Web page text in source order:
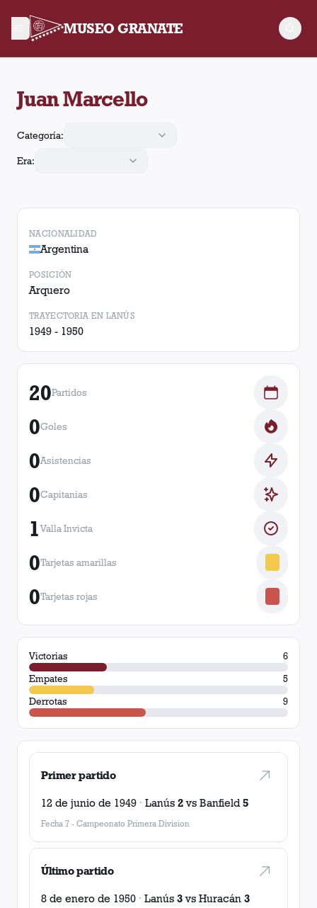
MUSEO GRANATE
Juan Marcello
Categoría:
Era:
NACIONALIDAD
Argentina
POSICIÓN
Arquero
TRAYECTORIA EN LANÚS
1949 - 1950
20Partidos
0Goles
0Asistencias
0Capitanías
1Valla Invicta
0Tarjetas amarillas
0Tarjetas rojas
Victorias
6
Empates
5
Derrotas
9
Primer partido
12 de junio de 1949 · Lanús 2vs Banfield 5
Fecha 7 - Campeonato Primera Division
Último partido
8 de enero de 1950 · Lanús 3vs Huracán 3